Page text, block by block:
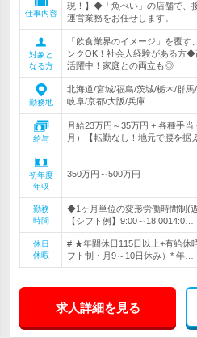
仕事内容
現！】◆「魚べい」の店舗で、
運営業務をお任せします。
対象と
なる方
「飲食業界のイメージ」を覆
ンクOK！社会人経験がある方
活躍中！家庭との両立も◎
勤務地
北海道/宮城/福島/茨城/栃木/群
岐阜/京都/大阪/兵庫…
給与
月給23万円～35万円 + 各種手
月）【転勤なし！地元で腰を据
初年度
年収
350万円～500万円
勤務
時間
◆1ヶ月単位の変形労働時間制(
【シフト例】9:00～18:0014:0…
休日
休暇
# ★年間休日115日以上+有給休
フト制・月9～10日休み）* 年…
求人詳細を見る